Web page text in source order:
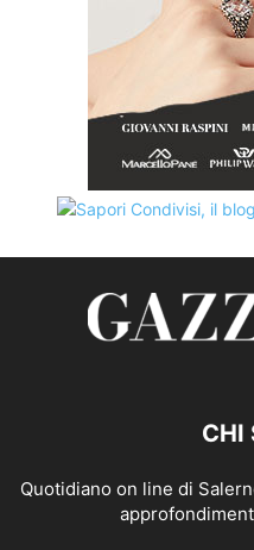
CHI
Quotidiano on line di